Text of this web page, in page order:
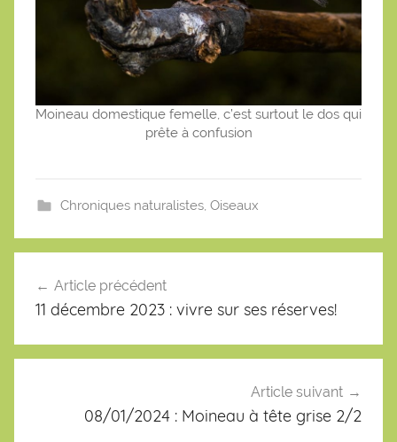
Moineau domestique femelle, c’est surtout le dos qui
prête à confusion
Chroniques naturalistes, Oiseaux
l’article
Article précédent
11 décembre 2023 : vivre sur ses réserves!
Article suivant
08/01/2024 : Moineau à tête grise 2/2